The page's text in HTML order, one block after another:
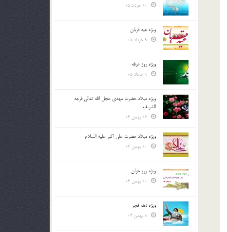
ویژه عید قربان
ویژه روز عرفه
ویژه میلاد حضرت مهدی عجل الله تعالی فرجه
الشريف
ویژه میلاد حضرت علی اکبر علیه السلام
ویژه روز جوان
ویژه دهه فجر